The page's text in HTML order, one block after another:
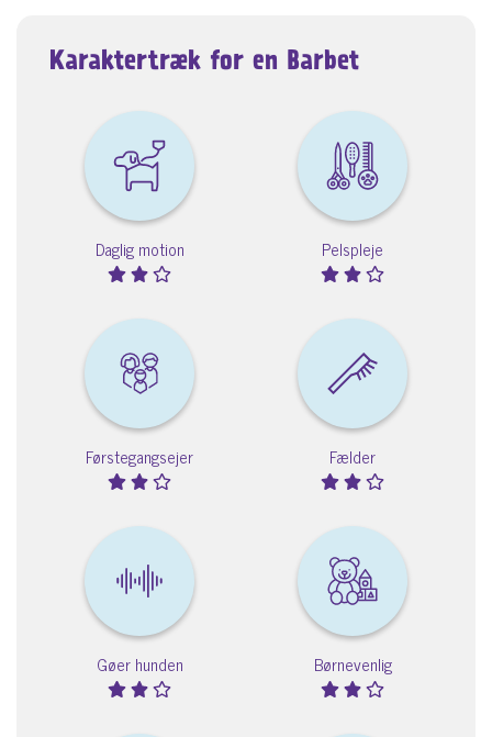
Karaktertræk for en Barbet
Daglig motion Pelspleje
Førstegangsejer Fælder
Gøer hunden Børnevenlig